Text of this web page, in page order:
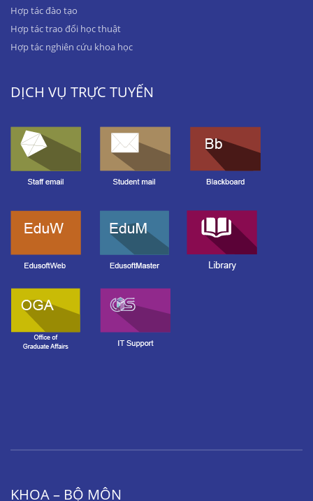
Hợp tác đào tạo
Hợp tác trao đổi học thuật
Hợp tác nghiên cứu khoa học
DỊCH VỤ TRỰC TUYẾN
KHOA – BỘ MÔN